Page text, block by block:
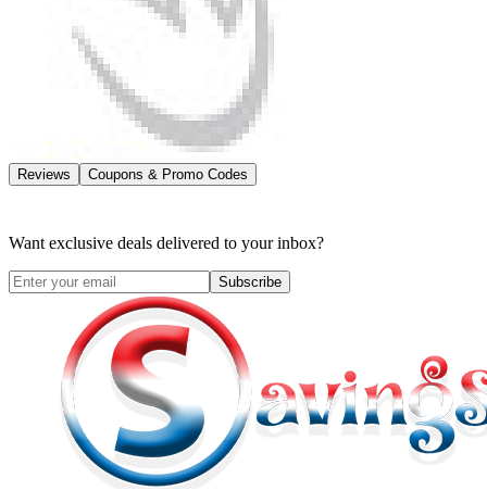
Reviews Coupons & Promo Codes
Want exclusive deals delivered to your inbox?
Subscribe